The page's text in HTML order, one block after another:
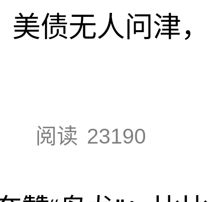
债无人问津，
阅读 23190